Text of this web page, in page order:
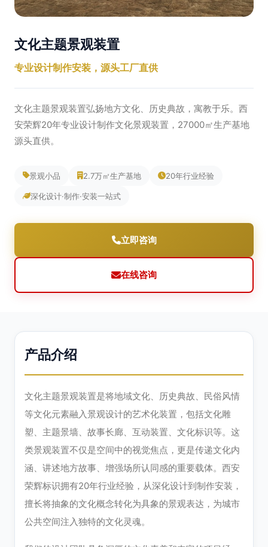
文化主题景观装置
专业设计制作安装，源头工厂直供
文化主题景观装置弘扬地方文化、历史典故，寓教于乐。西
安荣辉20年专业设计制作文化景观装置，27000㎡生产基地
源头直供。
景观小品 2.7万㎡生产基地 20年行业经验
深化设计·制作·安装一站式
立即咨询
在线咨询
产品介绍
文化主题景观装置是将地域文化、历史典故、民俗风情
等文化元素融入景观设计的艺术化装置，包括文化雕
塑、主题景墙、故事长廊、互动装置、文化标识等。这
类景观装置不仅是空间中的视觉焦点，更是传递文化内
涵、讲述地方故事、增强场所认同感的重要载体。西安
荣辉标识拥有20年行业经验，从深化设计到制作安装，
擅长将抽象的文化概念转化为具象的景观表达，为城市
公共空间注入独特的文化灵魂。